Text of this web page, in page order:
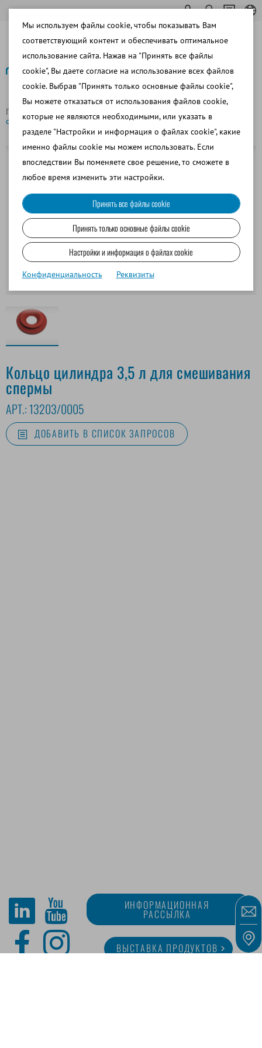
Главная страница
Кольцо цилиндра 3,5 л для смешивания
спермы
Назад
Кольцо цилиндра 3,5 л для смешивания
спермы
АРТ.: 13203/0005
ДОБАВИТЬ В СПИСОК ЗАПРОСОВ
ИНФОРМАЦИОННАЯ
РАССЫЛКА
ВЫСТАВКА ПРОДУКТОВ
Мы используем файлы cookie, чтобы показывать Вам
соответствующий контент и обеспечивать оптимальное
использование сайта. Нажав на "Принять все файлы
cookie", Вы даете согласие на использование всех файлов
cookie. Выбрав "Принять только основные файлы cookie",
Вы можете отказаться от использования файлов cookie,
которые не являются необходимыми, или указать в
разделе "Настройки и информация о файлах cookie", какие
именно файлы cookie мы можем использовать. Если
впоследствии Вы поменяете свое решение, то сможете в
любое время изменить эти настройки.
Принять все файлы cookie
Принять только основные файлы cookie
Настройки и информация о файлах cookie
Конфиденциальность Реквизиты